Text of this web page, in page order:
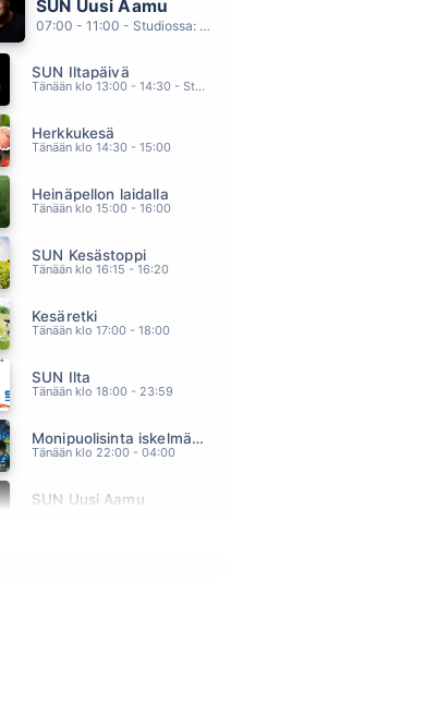
ELLIMEI & KAUKUA
04.27
SARI HELLSTEN
04.24
EROS RAMAZZOTTI
04.19
POPEDA
04.15
KAIJA KOO
04.12
PAULI HANHINIEMI
04.09
LAURA VOUTILAINEN
04.03
CHER
03.56
ANNE MATTILA
SUN Uusi Aamu
07:00 - 11:00 - Studiossa: Kimmo Hoivassilta
SUN Iltapäivä
Tänään klo 13:00 - 14:30 - Studiossa: Kaisu Lämsä
Herkkukesä
Tänään klo 14:30 - 15:00
Heinäpellon laidalla
Tänään klo 15:00 - 16:00
SUN Kesästoppi
Tänään klo 16:15 - 16:20
Kesäretki
Tänään klo 17:00 - 18:00
SUN Ilta
Tänään klo 18:00 - 23:59
Monipuolisinta iskelmää ja parasta poppia
Tänään klo 22:00 - 04:00
SUN Uusi Aamu